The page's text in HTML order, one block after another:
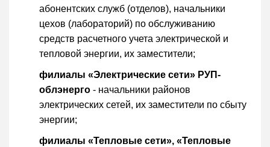
абонентских служб (отделов), начальники
цехов (лабораторий) по обслуживанию
средств расчетного учета электрической и
тепловой энергии, их заместители;
филиалы «Электрические сети» РУП-
облэнерго - начальники районов
электрических сетей, их заместители по сбыту
энергии;
филиалы «Тепловые сети», «Тепловые